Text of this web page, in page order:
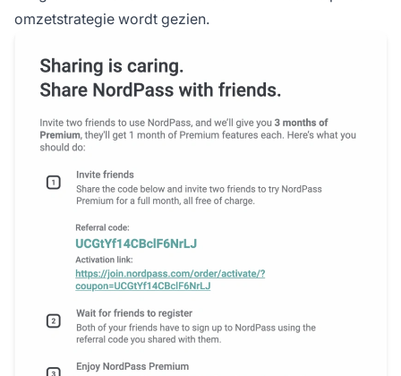
omzetstrategie wordt gezien.